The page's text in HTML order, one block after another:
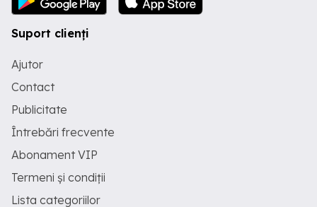
Suport clienți
Ajutor
Contact
Publicitate
Întrebări frecvente
Abonament VIP
Termeni și condiții
Lista categoriilor